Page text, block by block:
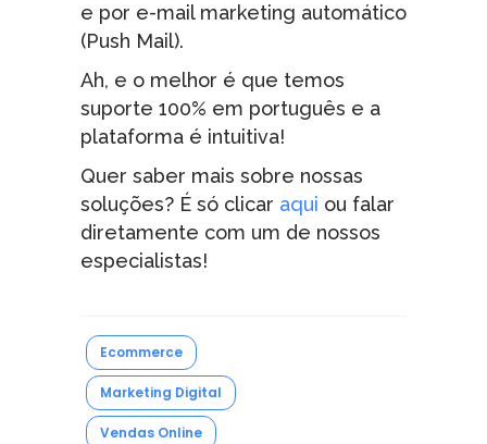
e por e-mail marketing automático
(Push Mail).
Ah, e o melhor é que temos
suporte 100% em português e a
plataforma é intuitiva!
Quer saber mais sobre nossas
soluções? É só clicar aqui ou falar
diretamente com um de nossos
especialistas!
Ecommerce
Marketing Digital
Vendas Online